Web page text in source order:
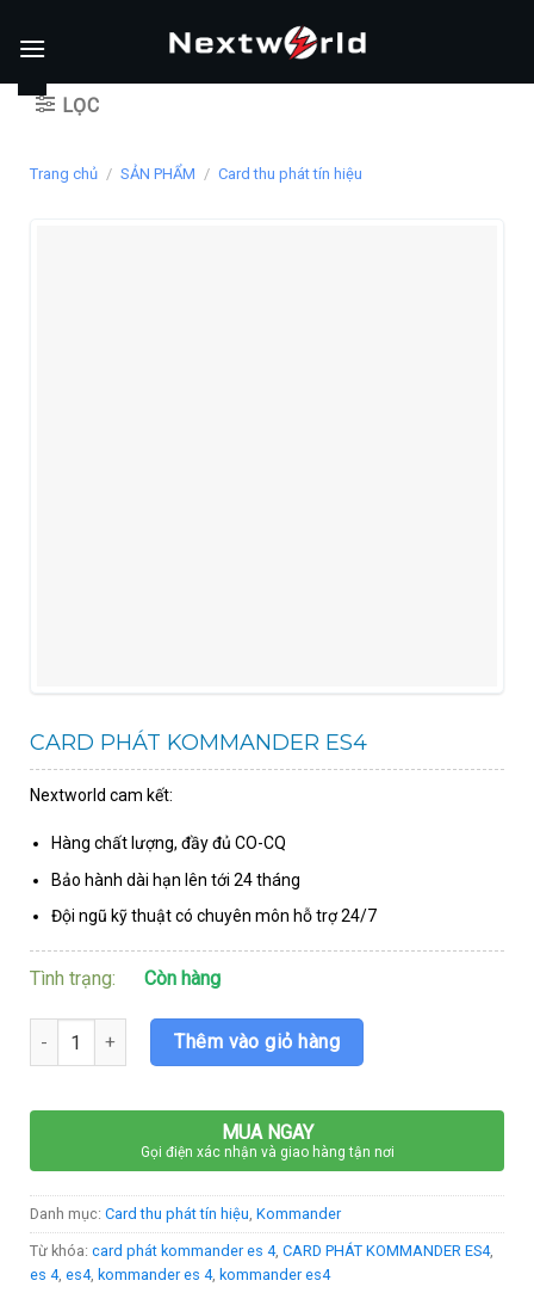
LỌC
Trang chủ / SẢN PHẨM / Card thu phát tín hiệu
CARD PHÁT KOMMANDER ES4
Nextworld cam kết:
Hàng chất lượng, đầy đủ CO-CQ
Bảo hành dài hạn lên tới 24 tháng
Đội ngũ kỹ thuật có chuyên môn hỗ trợ 24/7
Tình trạng: Còn hàng
CARD PHÁT KOMMANDER ES4 số lượng
Thêm vào giỏ hàng
MUA NGAY
Gọi điện xác nhận và giao hàng tận nơi
Danh mục: Card thu phát tín hiệu Kommander
Từ khóa: card phát kommander es 4, CARD PHÁT KOMMANDER ES4,
es 4, es4, kommander es 4, kommander es4